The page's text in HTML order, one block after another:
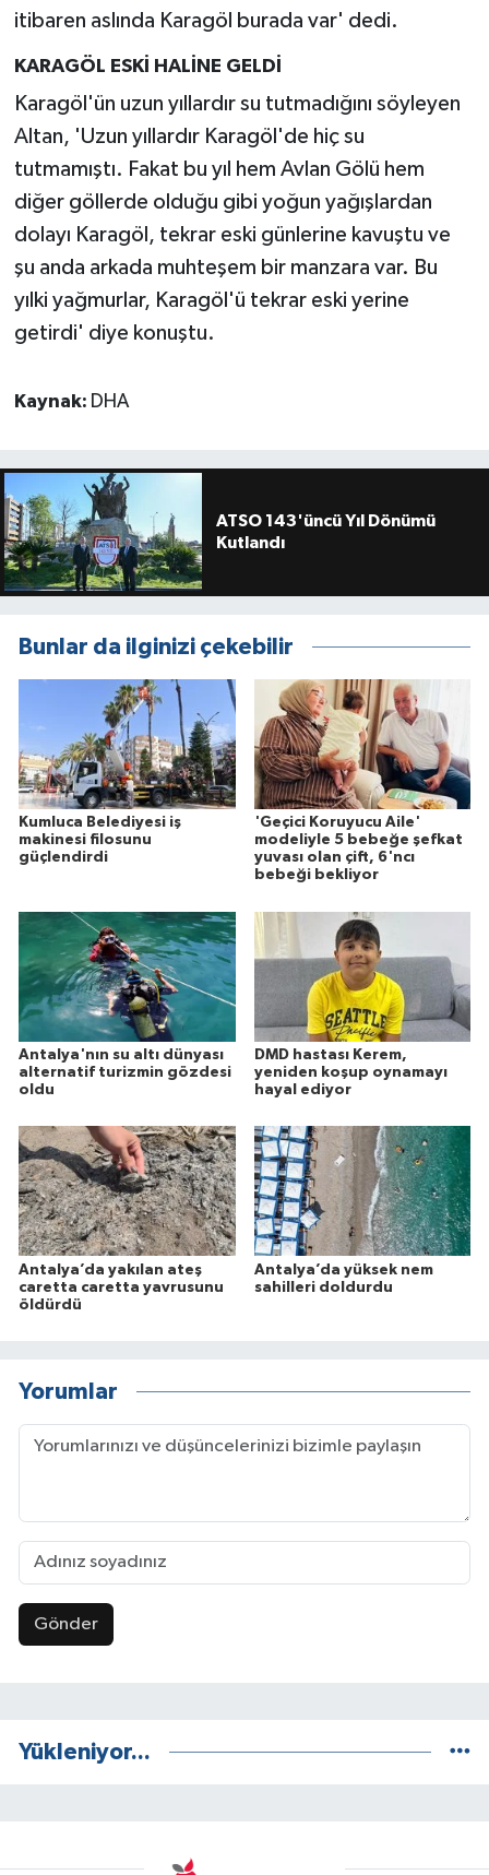
itibaren aslında Karagöl burada var' dedi.
KARAGÖL ESKİ HALİNE GELDİ
Karagöl'ün uzun yıllardır su tutmadığını söyleyen
Altan, 'Uzun yıllardır Karagöl'de hiç su
tutmamıştı. Fakat bu yıl hem Avlan Gölü hem
diğer göllerde olduğu gibi yoğun yağışlardan
dolayı Karagöl, tekrar eski günlerine kavuştu ve
şu anda arkada muhteşem bir manzara var. Bu
yılki yağmurlar, Karagöl'ü tekrar eski yerine
getirdi' diye konuştu.
Kaynak: DHA
ATSO 143'üncü Yıl Dönümü
Kutlandı
Bunlar da ilginizi çekebilir
Kumluca Belediyesi iş
makinesi filosunu
güçlendirdi
'Geçici Koruyucu Aile'
modeliyle 5 bebeğe şefkat
yuvası olan çift, 6'ncı
bebeği bekliyor
Antalya'nın su altı dünyası
alternatif turizmin gözdesi
oldu
DMD hastası Kerem,
yeniden koşup oynamayı
hayal ediyor
Antalya’da yakılan ateş
caretta caretta yavrusunu
öldürdü
Antalya’da yüksek nem
sahilleri doldurdu
Yorumlar
Gönder
Yükleniyor...